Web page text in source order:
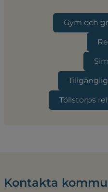
Gym och
Töllstorps
Kontakta